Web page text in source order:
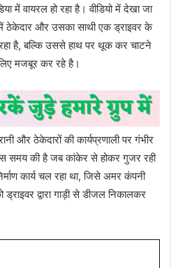
में वायरल हो रहा है। वीडियो में देखा जा
और उसका साथी एक ड्राइवर के
है, बल्कि उससे हाथ पर थूक कर चाटने
मजबूर कर रहे है।
और ठेकेदारों की कार्यप्रणाली पर गंभीर
समय की है जब कांकेर से होकर गुजर रही
कार्य चल रहा था, जिसे अमर कंपनी
ड्राइवर द्वारा गाड़ी से डीजल निकालकर